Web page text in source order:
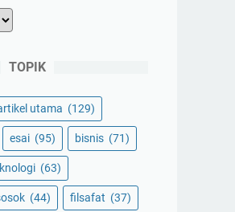
TOPIK
utama (129)
esai (95) bisnis (71)
(63)
(44) filsafat (37)